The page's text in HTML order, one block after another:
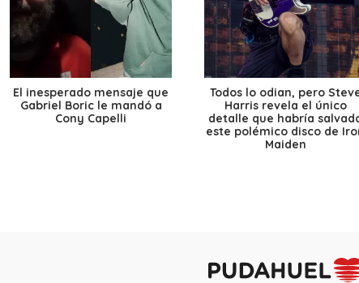
El inesperado mensaje que
Gabriel Boric le mandó a
Cony Capelli
Todos lo odian, pero
Harris revela el único
detalle que habría
este polémico disco de
Maiden